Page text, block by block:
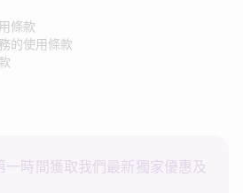
條款
的使用條款
一時間獲取我們最新獨家優惠及